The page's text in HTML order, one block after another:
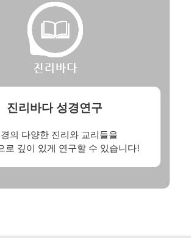
진리바다 성경연구
의 다양한 진리와 교리들을
로 깊이 있게 연구할 수 있습니다!